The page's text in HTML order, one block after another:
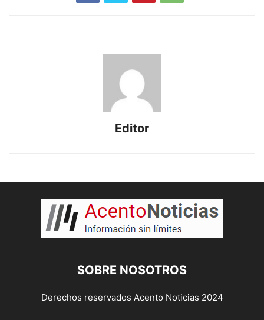
Editor
SOBRE NOSOTROS
Derechos reservados Acento Noticias 2024